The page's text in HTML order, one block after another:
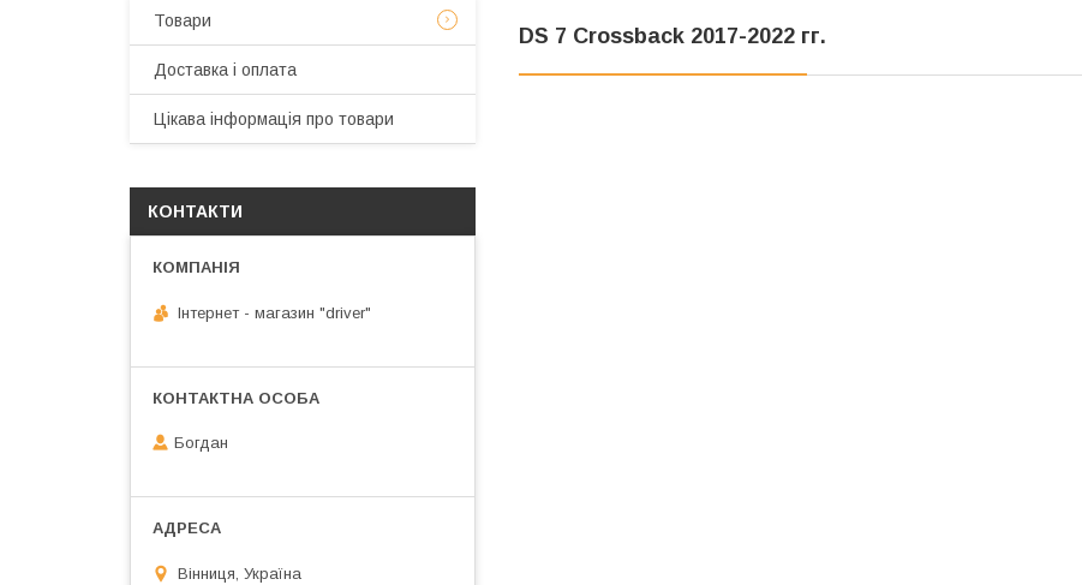
DS 7 Crossback 2017-2022 гг.
Товари
Доставка і оплата
Цікава інформація про товари
КОНТАКТИ
Інтернет - магазин "driver"
Богдан
Вінниця, Україна